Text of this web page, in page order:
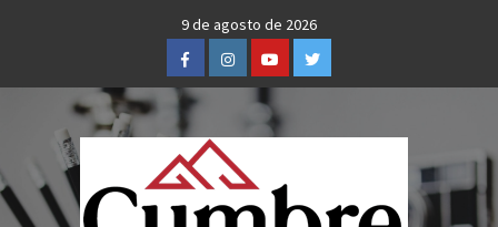
9 de agosto de 2026
FacebookInstagramYoutubeTwitter